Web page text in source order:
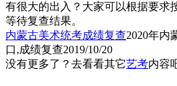
有很大的出入？大家可以根据要求
等待复查结果。
内蒙古美术统考成绩复查2020年内
口,成绩复查2019/10/20
没有更多了？去看看其它艺考内容